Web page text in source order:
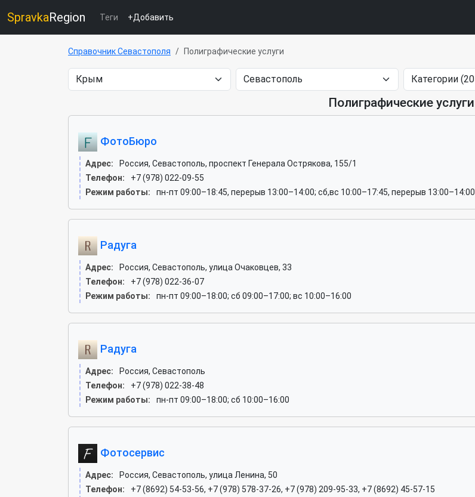
SpravkaRegion Теги +Добавить
Справочник Севастополя Полиграфические услуги
Полиграфические услуги
ФотоБюро
Адрес:
Россия, Севастополь, проспект Генерала Острякова, 155/1
Телефон:
+7 (978) 022-09-55
Режим работы:
пн-пт 09:00–18:45, перерыв 13:00–14:00; сб,вс 10:00–17:45, перерыв 13:00–14:00
Радуга
Адрес:
Россия, Севастополь, улица Очаковцев, 33
Телефон:
+7 (978) 022-36-07
Режим работы:
пн-пт 09:00–18:00; сб 09:00–17:00; вс 10:00–16:00
Радуга
Адрес:
Россия, Севастополь
Телефон:
+7 (978) 022-38-48
Режим работы:
пн-пт 09:00–18:00; сб 10:00–16:00
Фотосервис
Адрес:
Россия, Севастополь, улица Ленина, 50
Телефон:
+7 (8692) 54-53-56, +7 (978) 578-37-26, +7 (978) 209-95-33, +7 (8692) 45-57-15